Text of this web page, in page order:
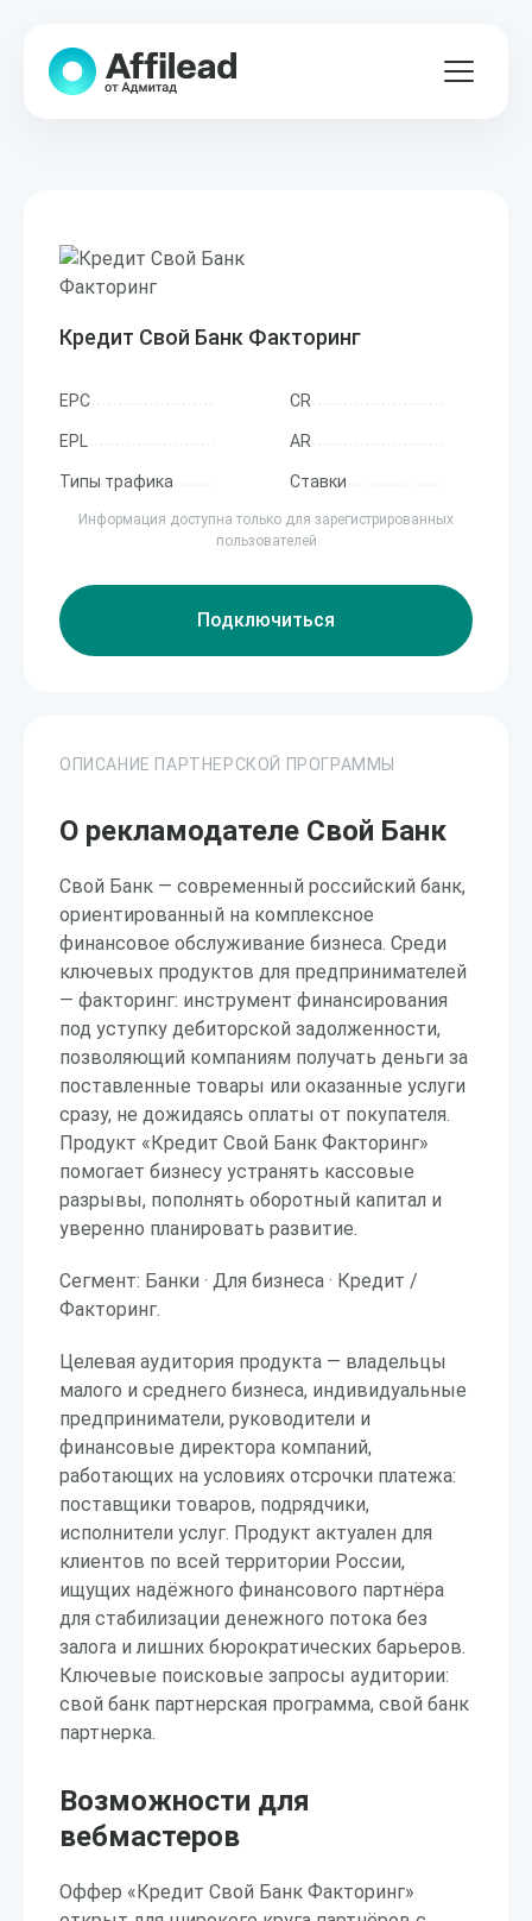
Кредит Свой Банк Факторинг
EPC CR
EPL AR
Типы трафика Ставки
Информация доступна только для зарегистрированных
пользователей
Подключиться
ОПИСАНИЕ ПАРТНЕРСКОЙ ПРОГРАММЫ
О рекламодателе Свой Банк
Свой Банк — современный российский банк,
ориентированный на комплексное
финансовое обслуживание бизнеса. Среди
ключевых продуктов для предпринимателей
— факторинг: инструмент финансирования
под уступку дебиторской задолженности,
позволяющий компаниям получать деньги за
поставленные товары или оказанные услуги
сразу, не дожидаясь оплаты от покупателя.
Продукт «Кредит Свой Банк Факторинг»
помогает бизнесу устранять кассовые
разрывы, пополнять оборотный капитал и
уверенно планировать развитие.
Сегмент: Банки · Для бизнеса · Кредит /
Факторинг.
Целевая аудитория продукта — владельцы
малого и среднего бизнеса, индивидуальные
предприниматели, руководители и
финансовые директора компаний,
работающих на условиях отсрочки платежа:
поставщики товаров, подрядчики,
исполнители услуг. Продукт актуален для
клиентов по всей территории России,
ищущих надёжного финансового партнёра
для стабилизации денежного потока без
залога и лишних бюрократических барьеров.
Ключевые поисковые запросы аудитории:
свой банк партнерская программа, свой банк
партнерка.
Возможности для
вебмастеров
Оффер «Кредит Свой Банк Факторинг»